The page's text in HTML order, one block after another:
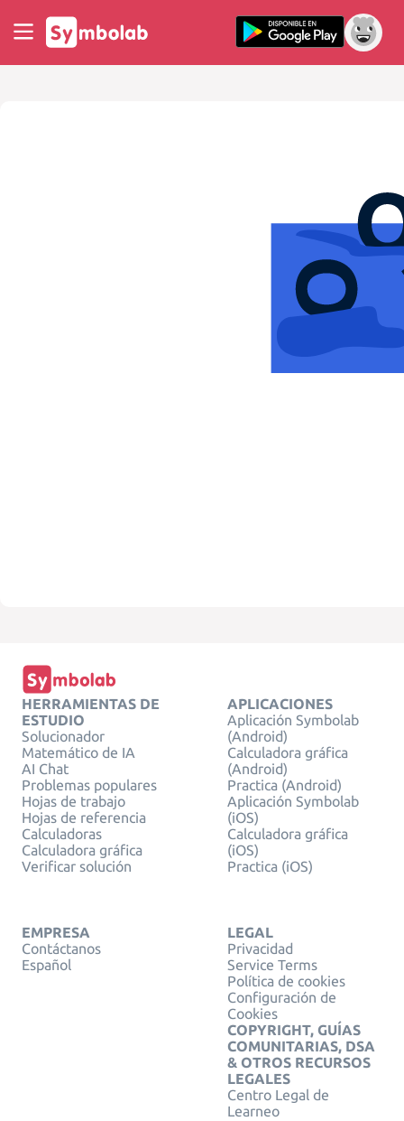
HERRAMIENTAS DE
ESTUDIO
Solucionador
Matemático de IA
AI Chat
Problemas populares
Hojas de trabajo
Hojas de referencia
Calculadoras
Calculadora gráfica
Verificar solución
APLICACIONES
Aplicación Symbolab
(Android)
Calculadora gráfica
(Android)
Practica (Android)
Aplicación Symbolab
(iOS)
Calculadora gráfica
(iOS)
Practica (iOS)
EMPRESA
Contáctanos
Español
LEGAL
Privacidad
Service Terms
Política de cookies
Configuración de
Cookies
COPYRIGHT, GUÍAS
COMUNITARIAS, DSA
& OTROS RECURSOS
LEGALES
Centro Legal de
Learneo